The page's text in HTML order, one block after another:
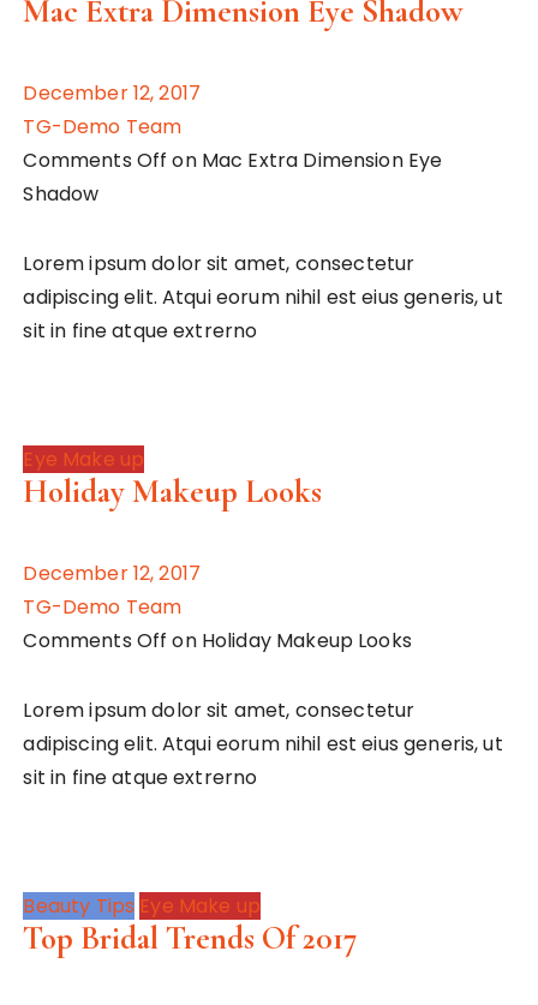
Mac Extra Dimension Eye Shadow
December 12, 2017
TG-Demo Team
Comments Off on Mac Extra Dimension Eye
Shadow
Lorem ipsum dolor sit amet, consectetur
adipiscing elit. Atqui eorum nihil est eius generis, ut
sit in fine atque extrerno
Eye Make up
Holiday Makeup Looks
December 12, 2017
TG-Demo Team
Comments Off on Holiday Makeup Looks
Lorem ipsum dolor sit amet, consectetur
adipiscing elit. Atqui eorum nihil est eius generis, ut
sit in fine atque extrerno
Beauty Tips Eye Make up
Top Bridal Trends Of 2017